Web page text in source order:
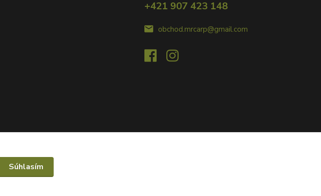
+421 907 423 148
obchod.mrcarp@gmail.com
Súhlasím